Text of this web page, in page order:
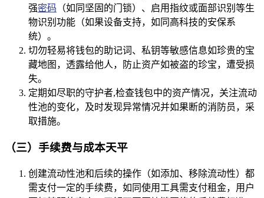
强密码 （如同坚固的门锁）、启用指纹或面部识别等生
物识别功能（如果设备支持，如同高科技的安保系
统）。
切勿轻易将钱包的助记词、私钥等敏感信息如珍贵的宝
藏地图，透露给他人，防止资产如被盗的珍宝，遭受损
失。
定期如尽职的守护者,检查钱包中的资产情况，关注流动
性池的变化，及时发现异常情况并如果断的消防员，采
取措施。
（三）手续费与成本天平
创建流动性池和后续的操作（如添加、移除流动性）都
需支付一定的手续费，如同使用工具需支付租金，用户